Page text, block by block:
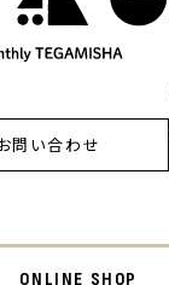
問い合わせ
ONLINE SHOP